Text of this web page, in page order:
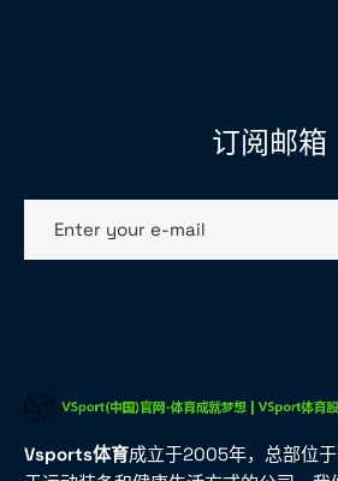
订阅邮箱
Enter your e-mail
Vsports体育成立于2005年，总部位